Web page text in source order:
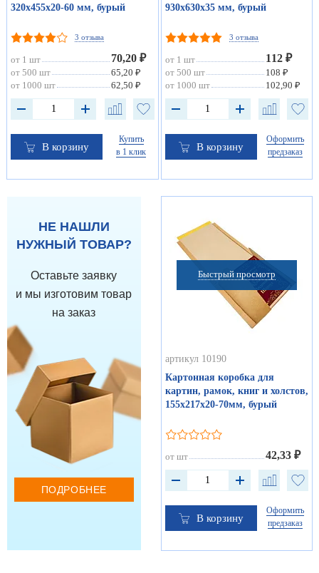
320х455х20-60 мм, бурый
3 отзыва
от 1 шт 70,20 ₽
от 500 шт
65,20 ₽
от 1000 шт
62,50 ₽
В корзину
Купить
в 1 клик
930х630х35 мм, бурый
3 отзыва
от 1 шт 112 ₽
от 500 шт
108 ₽
от 1000 шт
102,90 ₽
В корзину
Оформить
предзаказ
НЕ НАШЛИ
НУЖНЫЙ ТОВАР?
Оставьте заявку
и мы изготовим товар
на заказ
ПОДРОБНЕЕ
Быстрый просмотр
артикул 10190
Картонная коробка для
картин, рамок, книг и холстов,
155х217х20-70мм, бурый
от шт 42,33 ₽
В корзину
Оформить
предзаказ